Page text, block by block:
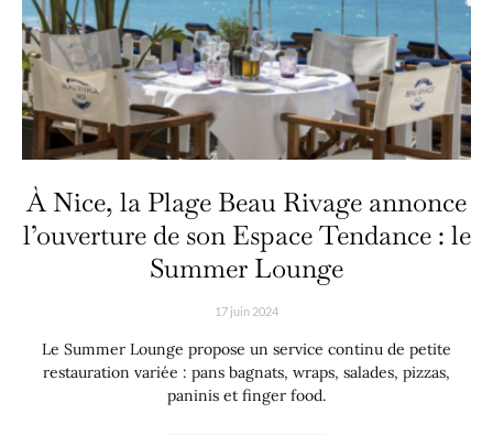
À Nice, la Plage Beau Rivage annonce
l’ouverture de son Espace Tendance : le
Summer Lounge
17 juin 2024
Le Summer Lounge propose un service continu de petite
restauration variée : pans bagnats, wraps, salades, pizzas,
paninis et finger food.